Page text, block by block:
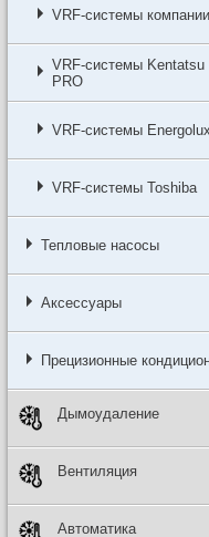
VRF-системы
VRF-системы Kentatsu
PRO
VRF-системы Energolux
VRF-системы Toshiba
Тепловые насосы
Аксессуары
Прецизионные
Дымоудаление
Вентиляция
Автоматика